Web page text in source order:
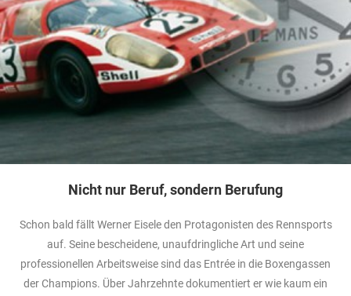
Nicht nur Beruf, sondern Berufung
Schon bald fällt Werner Eisele den Protagonisten des Rennsports
auf. Seine bescheidene, unaufdringliche Art und seine
professionellen Arbeitsweise sind das Entrée in die Boxengassen
der Champions. Über Jahrzehnte dokumentiert er wie kaum ein